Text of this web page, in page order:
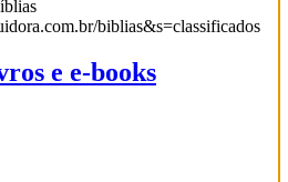
biblias&s=classificados
e e-books